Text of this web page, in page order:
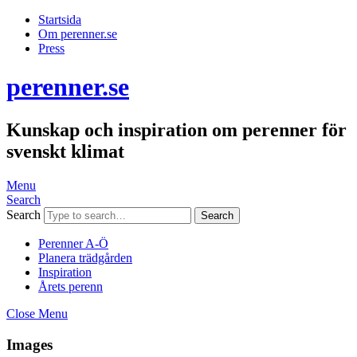
Startsida
Om perenner.se
Press
perenner.se
Kunskap och inspiration om perenner för
svenskt klimat
Menu
Search
Search
Perenner A-Ö
Planera trädgården
Inspiration
Årets perenn
Close Menu
Images